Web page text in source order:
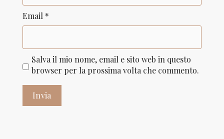
Email *
Salva il mio nome, email e sito web in questo
browser per la prossima volta che commento.